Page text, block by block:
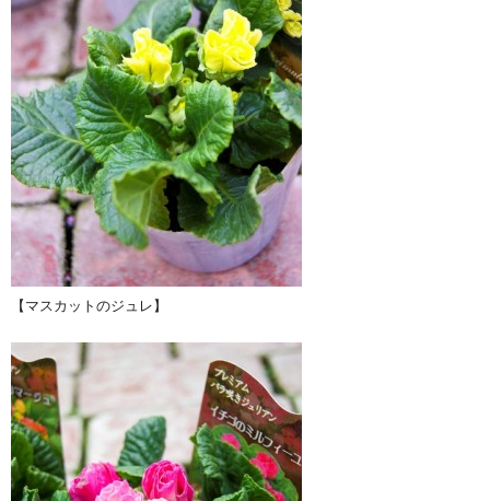
【マスカットのジュレ】